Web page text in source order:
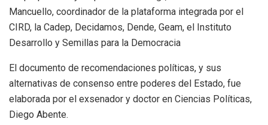
Mancuello, coordinador de la plataforma integrada por el
CIRD, la Cadep, Decidamos, Dende, Geam, el Instituto
Desarrollo y Semillas para la Democracia
El documento de recomendaciones políticas, y sus
alternativas de consenso entre poderes del Estado, fue
elaborada por el exsenador y doctor en Ciencias Políticas,
Diego Abente.